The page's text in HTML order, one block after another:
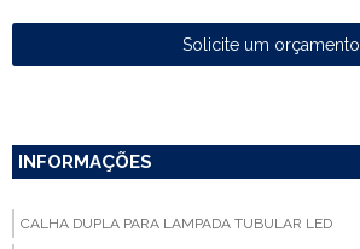
Solicite um orçamento
INFORMAÇÕES
CALHA DUPLA PARA LAMPADA TUBULAR LED